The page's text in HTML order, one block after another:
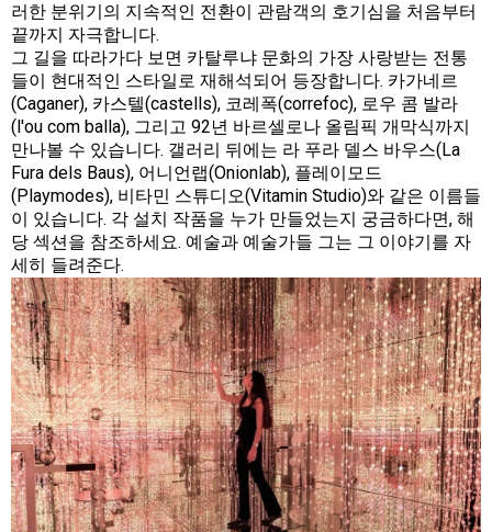
러한 분위기의 지속적인 전환이 관람객의 호기심을 처음부터
끝까지 자극합니다.
그 길을 따라가다 보면 카탈루냐 문화의 가장 사랑받는 전통
들이 현대적인 스타일로 재해석되어 등장합니다. 카가네르
(Caganer), 카스텔(castells), 코레폭(correfoc), 로우 콤 발라
(l'ou com balla), 그리고 92년 바르셀로나 올림픽 개막식까지
만나볼 수 있습니다. 갤러리 뒤에는 라 푸라 델스 바우스(La
Fura dels Baus), 어니언랩(Onionlab), 플레이모드
(Playmodes), 비타민 스튜디오(Vitamin Studio)와 같은 이름들
이 있습니다. 각 설치 작품을 누가 만들었는지 궁금하다면, 해
당 섹션을 참조하세요. 예술과 예술가들 그는 그 이야기를 자
세히 들려준다.